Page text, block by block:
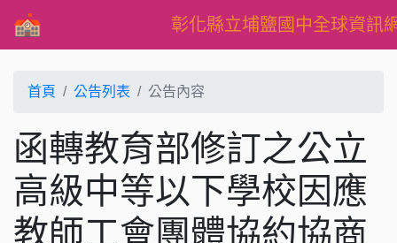
彰化縣立埔鹽國中全球資訊
首頁 公告列表 公告內容
函轉教育部修訂之公立
高級中等以下學校因應
教師工會團體協約協商